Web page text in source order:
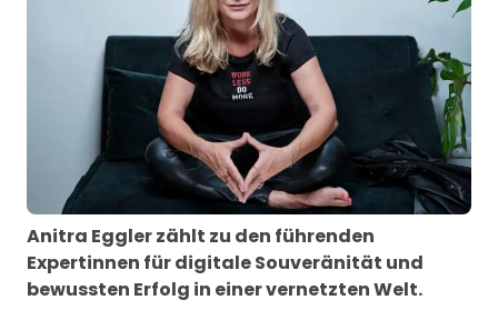
Anitra Eggler zählt zu den führenden
Expertinnen für digitale Souveränität und
bewussten Erfolg in einer vernetzten Welt.